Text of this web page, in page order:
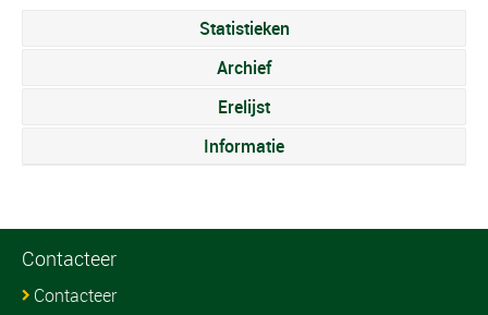
Statistieken
Archief
Erelijst
Informatie
Contacteer
Contacteer